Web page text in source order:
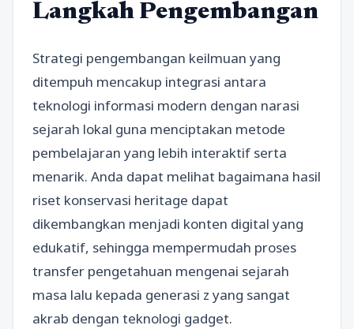
Langkah Pengembangan
Strategi pengembangan keilmuan yang
ditempuh mencakup integrasi antara
teknologi informasi modern dengan narasi
sejarah lokal guna menciptakan metode
pembelajaran yang lebih interaktif serta
menarik. Anda dapat melihat bagaimana hasil
riset konservasi heritage dapat
dikembangkan menjadi konten digital yang
edukatif, sehingga mempermudah proses
transfer pengetahuan mengenai sejarah
masa lalu kepada generasi z yang sangat
akrab dengan teknologi gadget.